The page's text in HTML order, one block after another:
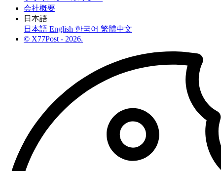
会社概要
日本語
日本語 English 한국어 繁體中文
© X77Post - 2026.